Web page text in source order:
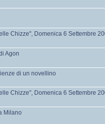
Chizze", Domenica 6 Settembre
Agon
di un novellino
Chizze", Domenica 6 Settembre
Milano